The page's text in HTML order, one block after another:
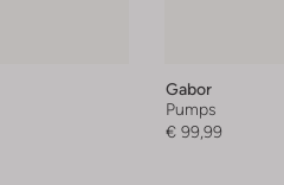
Gabor
Pumps
€ 99,99